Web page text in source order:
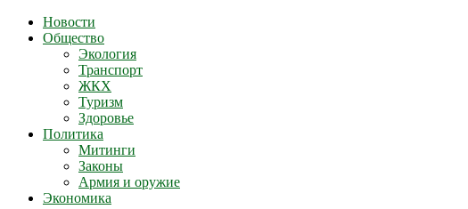
Новости
Общество
Экология
Транспорт
ЖКХ
Туризм
Здоровье
Политика
Митинги
Законы
Армия и оружие
Экономика